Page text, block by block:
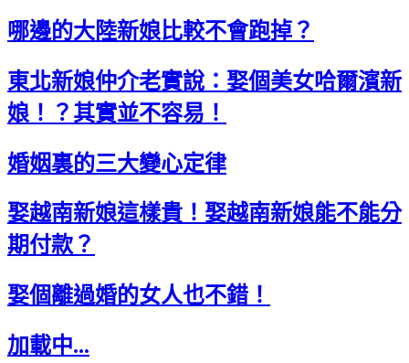
哪邊的大陸新娘比較不會跑掉？
東北新娘仲介老實說：娶個美女哈爾濱新
娘！？其實並不容易！
婚姻裏的三大變心定律
娶越南新娘這樣貴！娶越南新娘能不能分
期付款？
娶個離過婚的女人也不錯！
加載中...